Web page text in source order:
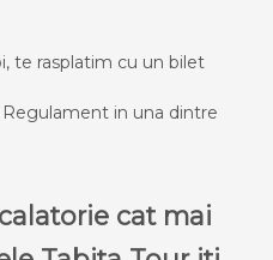
te rasplatim cu un bilet
in una dintre
cat mai